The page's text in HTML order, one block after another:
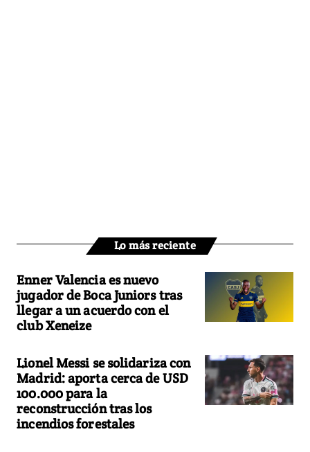
Lo más reciente
Enner Valencia es nuevo
jugador de Boca Juniors tras
llegar a un acuerdo con el
club Xeneize
Lionel Messi se solidariza con
Madrid: aporta cerca de USD
100.000 para la
reconstrucción tras los
incendios forestales